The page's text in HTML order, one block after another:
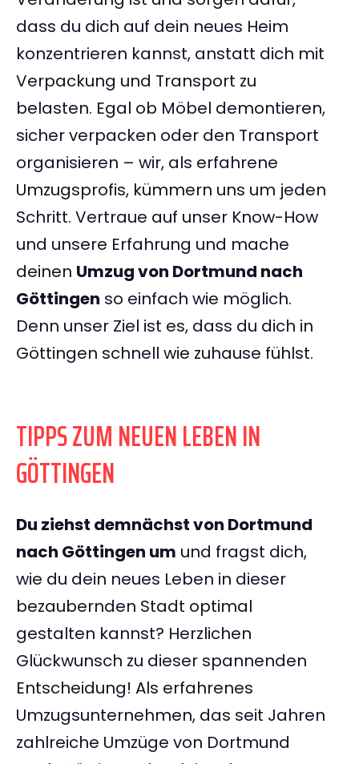
dass du dich auf dein neues Heim
konzentrieren kannst, anstatt dich mit
Verpackung und Transport zu
belasten. Egal ob Möbel demontieren,
sicher verpacken oder den Transport
organisieren – wir, als erfahrene
Umzugsprofis, kümmern uns um jeden
Schritt. Vertraue auf unser Know-How
und unsere Erfahrung und mache
deinen Umzug von Dortmund nach
Göttingen so einfach wie möglich.
Denn unser Ziel ist es, dass du dich in
Göttingen schnell wie zuhause fühlst.
TIPPS ZUM NEUEN LEBEN IN
GÖTTINGEN
Du ziehst demnächst von Dortmund
nach Göttingen um und fragst dich,
wie du dein neues Leben in dieser
bezaubernden Stadt optimal
gestalten kannst? Herzlichen
Glückwunsch zu dieser spannenden
Entscheidung! Als erfahrenes
Umzugsunternehmen, das seit Jahren
zahlreiche Umzüge von Dortmund